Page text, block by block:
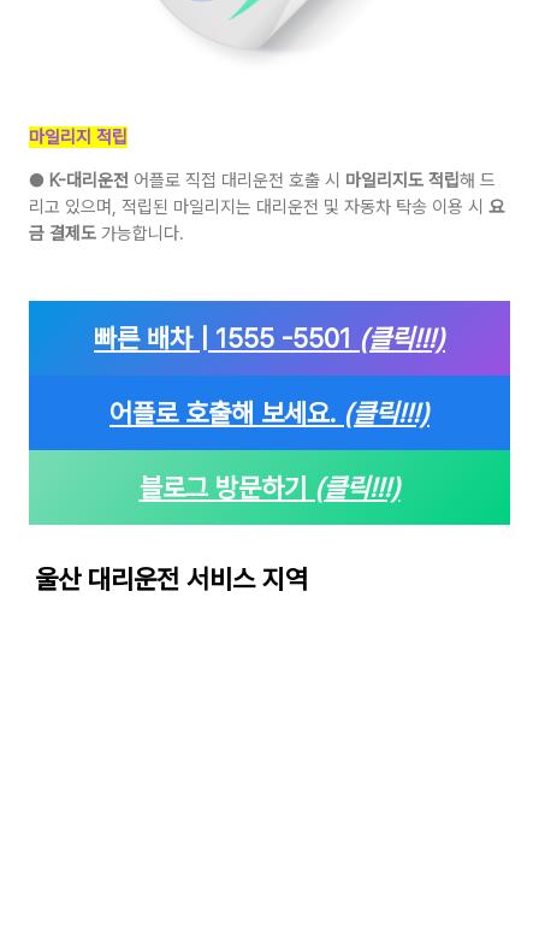
마일리지 적립
● K-대리운전 어플로 직접 대리운전 호출 시 마일리지도 적립해 드
리고 있으며, 적립된 마일리지는 대리운전 및 자동차 탁송 이용 시 요
금 결제도 가능합니다.
빠른 배차 | 1555 -5501 (클릭!!!)
어플로 호출해 보세요. (클릭!!!)
블로그 방문하기 (클릭!!!)
울산 대리운전 서비스 지역